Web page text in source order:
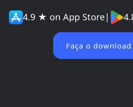
4.9 ★ on App Store|
Faça o